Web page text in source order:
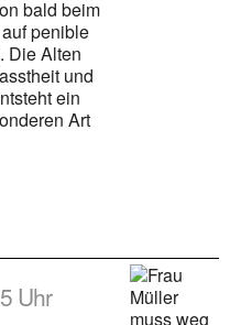
bald beim
penible
Die Alten
und
ein
Art
Uhr